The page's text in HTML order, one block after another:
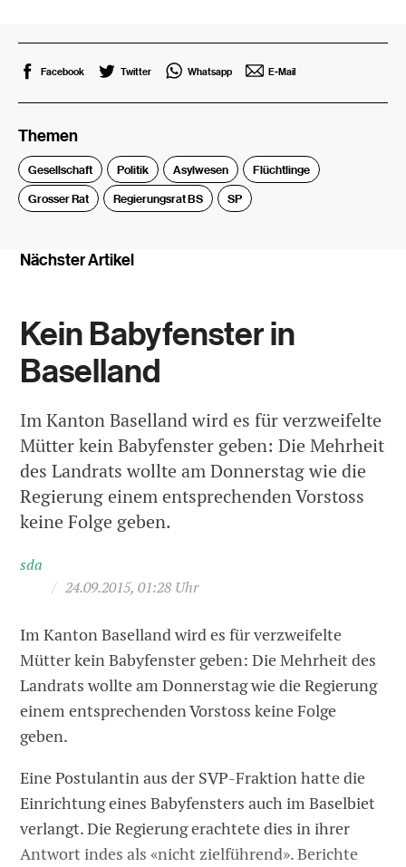
Facebook Twitter Whatsapp E-Mail
Themen
Gesellschaft Politik Asylwesen
Flüchtlinge
Grosser Rat
Regierungsrat BS SP
Nächster Artikel
Kein Babyfenster in
Baselland
Im Kanton Baselland wird es für verzweifelte
Mütter kein Babyfenster geben: Die Mehrheit
des Landrats wollte am Donnerstag wie die
Regierung einem entsprechenden Vorstoss
keine Folge geben.
sda
/ 24.09.2015, 01:28 Uhr
Im Kanton Baselland wird es für verzweifelte
Mütter kein Babyfenster geben: Die Mehrheit des
Landrats wollte am Donnerstag wie die Regierung
einem entsprechenden Vorstoss keine Folge
geben.
Eine Postulantin aus der SVP-Fraktion hatte die
Einrichtung eines Babyfensters auch im Baselbiet
verlangt. Die Regierung erachtete dies in ihrer
Antwort indes als «nicht zielführend». Berichte